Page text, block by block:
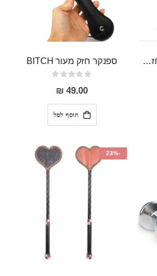
"Artur" רוקט פוקט מקצועי חזק במיוחד ספנקר חזק מעור BITCH
Rating:
0%
49.00 ₪
הוסף לסל
-23%